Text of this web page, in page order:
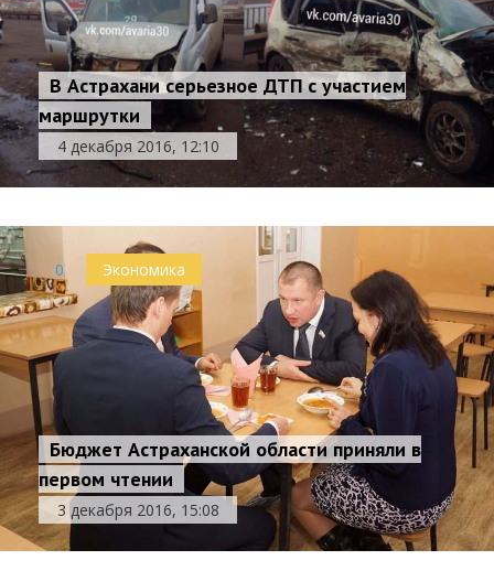
В Астрахани серьезное ДТП с участием
маршрутки
4 декабря 2016, 12:10
0 Экономика
Бюджет Астраханской области приняли в
первом чтении
3 декабря 2016, 15:08